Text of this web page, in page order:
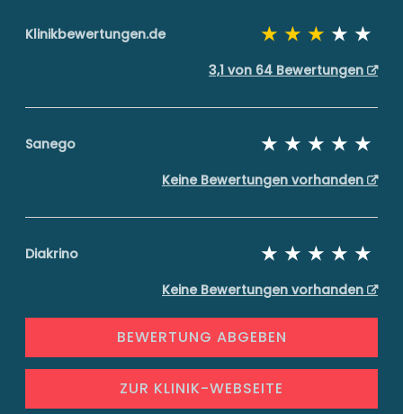
Klinikbewertungen.de
3,1 von 64 Bewertungen
Sanego
Keine Bewertungen vorhanden
Diakrino
Keine Bewertungen vorhanden
BEWERTUNG ABGEBEN
ZUR KLINIK-WEBSEITE